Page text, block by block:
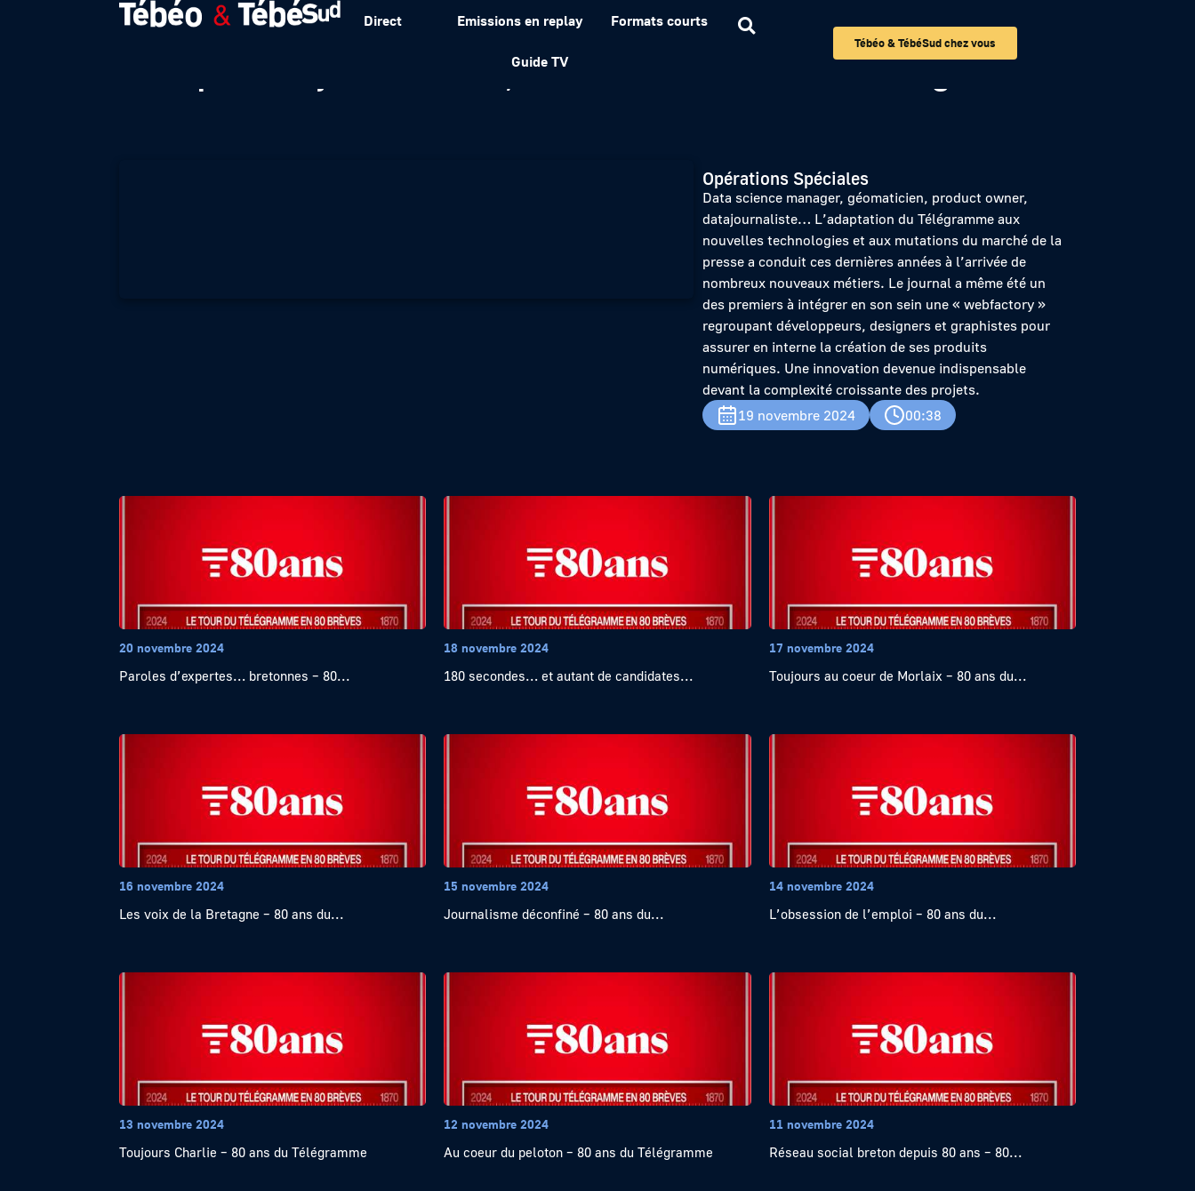
Direct Emissions en replay Formats courts
Guide TV
Tébéo & TébéSud chez vous
Pas que des journalistes, loin de là – 80 ans du Télégramme
Opérations Spéciales
Data science manager, géomaticien, product owner,
datajournaliste… L’adaptation du Télégramme aux
nouvelles technologies et aux mutations du marché de la
presse a conduit ces dernières années à l’arrivée de
nombreux nouveaux métiers. Le journal a même été un
des premiers à intégrer en son sein une « webfactory »
regroupant développeurs, designers et graphistes pour
assurer en interne la création de ses produits
numériques. Une innovation devenue indispensable
devant la complexité croissante des projets.
19 novembre 2024
00:38
20 novembre 2024
Paroles d’expertes… bretonnes – 80...
18 novembre 2024
180 secondes… et autant de candidates...
17 novembre 2024
Toujours au coeur de Morlaix – 80 ans du...
16 novembre 2024
Les voix de la Bretagne – 80 ans du...
15 novembre 2024
Journalisme déconfiné – 80 ans du...
14 novembre 2024
L’obsession de l’emploi – 80 ans du...
13 novembre 2024
Toujours Charlie – 80 ans du Télégramme
12 novembre 2024
Au coeur du peloton – 80 ans du Télégramme
11 novembre 2024
Réseau social breton depuis 80 ans – 80...